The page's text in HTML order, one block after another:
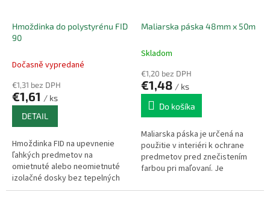
Hmoždinka do polystyrénu FID
90
Dočasně vypredané
€1,31 bez DPH
€1,61 / ks
DETAIL
Hmoždinka FID na upevnenie
ľahkých predmetov na
omietnuté alebo neomietnuté
izolačné dosky bez tepelných
mostov. Oblasti použitia -
Maliarska páska 48mm x 50m
Skladom
€1,20 bez DPH
€1,48 / ks
Do košíka
Maliarska páska je určená na
použitie v interiéri k ochrane
predmetov pred znečistením
farbou pri maľovaní. Je
krepového papiera. Po nalepení